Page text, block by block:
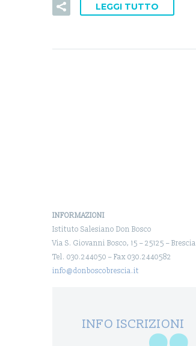
LEGGI TUTTO
INFORMAZIONI
Istituto Salesiano Don Bosco
Via S. Giovanni Bosco, 15 – 25125 – Brescia
Tel. 030.244050 – Fax 030.2440582
info@donboscobrescia.it
INFO ISCRIZIONI